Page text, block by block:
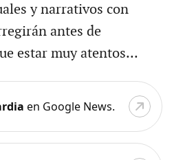
y narrativos con
antes de
estar muy atentos...
en Google News.